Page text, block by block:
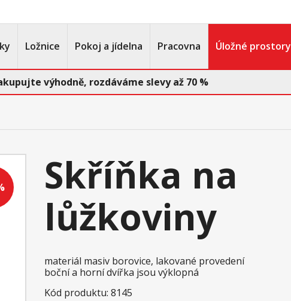
Ložnice Pokoj a jídelna Pracovna Úložné prostory
výhodně, rozdáváme slevy až 70 %
Skříňka na
lůžkoviny
materiál masiv borovice, lakované provedení
boční a horní dvířka jsou výklopná
Kód produktu: 8145